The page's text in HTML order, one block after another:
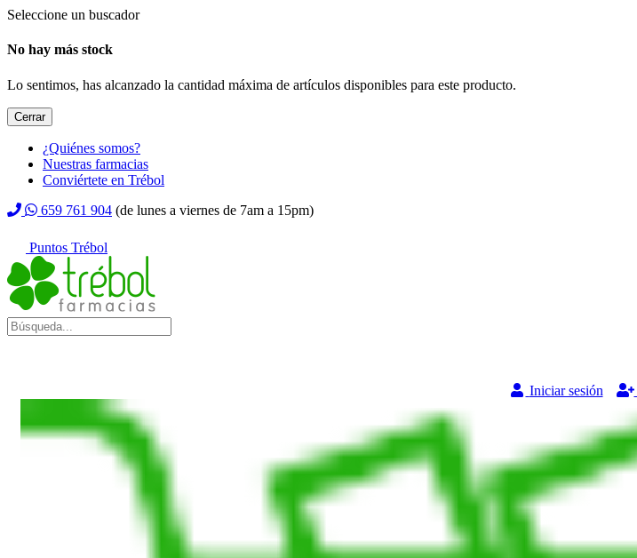
Seleccione un buscador
No hay más stock
Lo sentimos, has alcanzado la cantidad máxima de artículos disponibles para este producto.
Cerrar
¿Quiénes somos?
Nuestras farmacias
Conviértete en Trébol
659 761 904 (de lunes a viernes de 7am a 15pm)
Puntos Trébol
Iniciar sesión